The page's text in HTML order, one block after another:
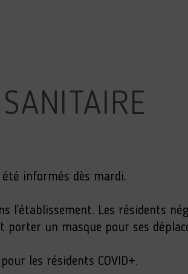
été informés dès mardi.
l’établissement. Les résidents
un masque pour ses
les résidents COVID+.